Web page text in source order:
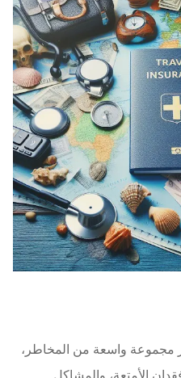
مجموعة واسعة من المخاطر،